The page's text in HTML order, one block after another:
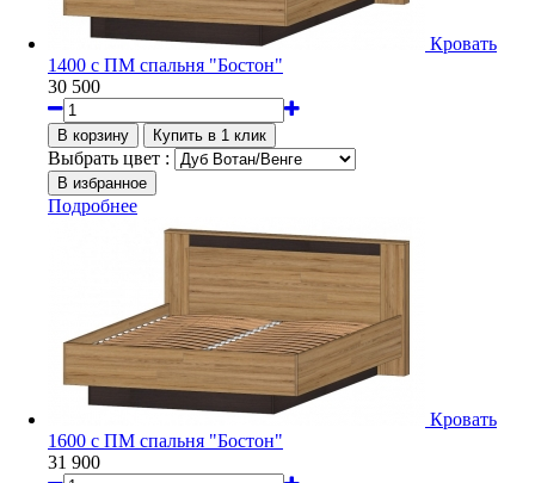
Кровать
1400 с ПМ спальня "Бостон"
30 500
Выбрать цвет :
Подробнее
Кровать
1600 с ПМ спальня "Бостон"
31 900